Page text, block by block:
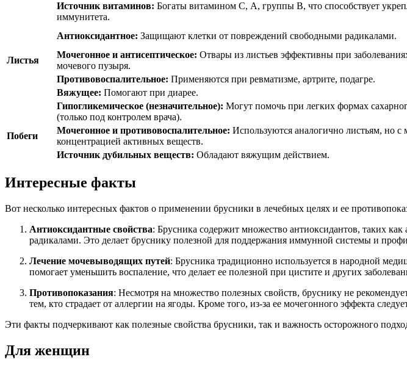
Источник витаминов: Богаты витамином С, А, группы В, что способствует
иммунитета.
Антиоксидантное: Защищают клетки от повреждений свободными радикалами.
Листья
Мочегонное и антисептическое: Отвары из листьев эффективны при
мочевого пузыря.
Противовоспалительное: Применяются при ревматизме, артрите, подагре.
Вяжущее: Помогают при диарее.
Гипогликемическое (незначительное): Могут помочь при легких формах
(только под контролем врача).
Побеги
Мочегонное и противовоспалительное: Используются аналогично листьям, но с
концентрацией активных веществ.
Источник дубильных веществ: Обладают вяжущим действием.
Интересные факты
Вот несколько интересных фактов о применении брусники в лечебных целях и ее
Антиоксидантные свойства: Брусника содержит множество антиоксидантов, таких
радикалами. Это делает бруснику полезной для поддержания иммунной системы и
Лечение мочевыводящих путей: Брусника традиционно используется в народной
помогает уменьшить воспаление, что делает ее полезной при цистите и других
Противопоказания: Несмотря на множество полезных свойств, бруснику не
тем, кто страдает от аллергии на ягоды. Кроме того, из-за ее мочегонного эффекта
Эти факты подчеркивают как полезные свойства брусники, так и важность осторожного
Для женщин